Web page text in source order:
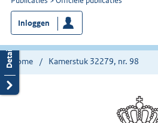
bent
nu
hier:
Inloggen
Home Kamerstuk 32279, nr. 98